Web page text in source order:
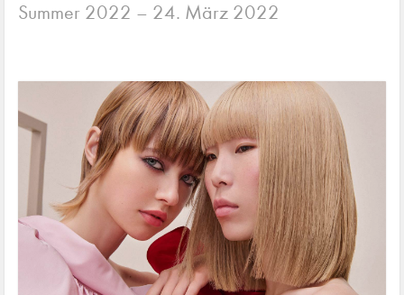
Summer 2022 – 24. März 2022